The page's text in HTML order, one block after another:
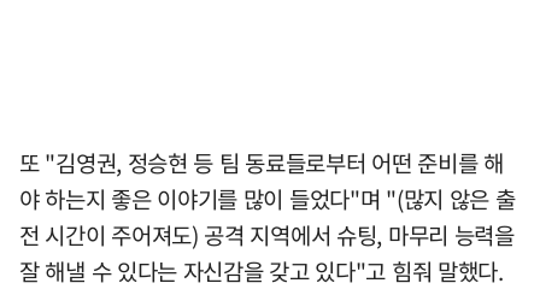
또 "김영권, 정승현 등 팀 동료들로부터 어떤 준비를 해
야 하는지 좋은 이야기를 많이 들었다"며 "(많지 않은 출
전 시간이 주어져도) 공격 지역에서 슈팅, 마무리 능력을
잘 해낼 수 있다는 자신감을 갖고 있다"고 힘줘 말했다.